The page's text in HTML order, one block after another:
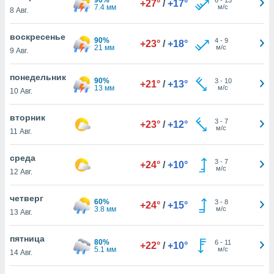
действия
рекламу
нашей
cookie
cookie
в
нашего
8 Авг.
7.4 мм
+27° / +17°
м/с
воскресенье
9 Авг.
90%
21 мм
+23° / +18° 4- 9
м/с
понедельник
10 Авг.
90%
13 мм
+21° / +13° 3- 10
м/с
вторник
11 Авг.
+23° / +12° 3- 7
м/с
среда
12 Авг.
+24° / +10° 3- 7
м/с
четверг
13 Авг.
60%
3.8 мм
+24° / +15° 3- 8
м/с
пятница
14 Авг.
80%
5.1 мм
+22° / +10° 6- 11
м/с